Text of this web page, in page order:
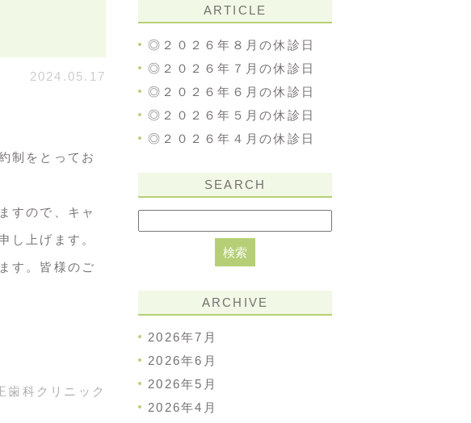
2024.05.17
制をとってお
すので、キャ
し上げます。
す。皆様のご
歯科クリニック
ARTICLE
◎２０２６年８月の休診日
◎２０２６年７月の休診日
◎２０２６年６月の休診日
◎２０２６年５月の休診日
◎２０２６年４月の休診日
SEARCH
ARCHIVE
2026年7月
2026年6月
2026年5月
2026年4月